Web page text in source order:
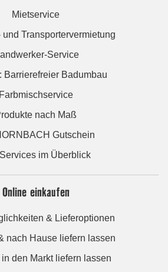
Mietservice
Transportervermietung
Service
Barrierefreier Badumbau
Farbmischservice
nach Maß
Gutschein
im Überblick
Online einkaufen
& Lieferoptionen
nach Hause liefern lassen
in den Markt liefern lassen